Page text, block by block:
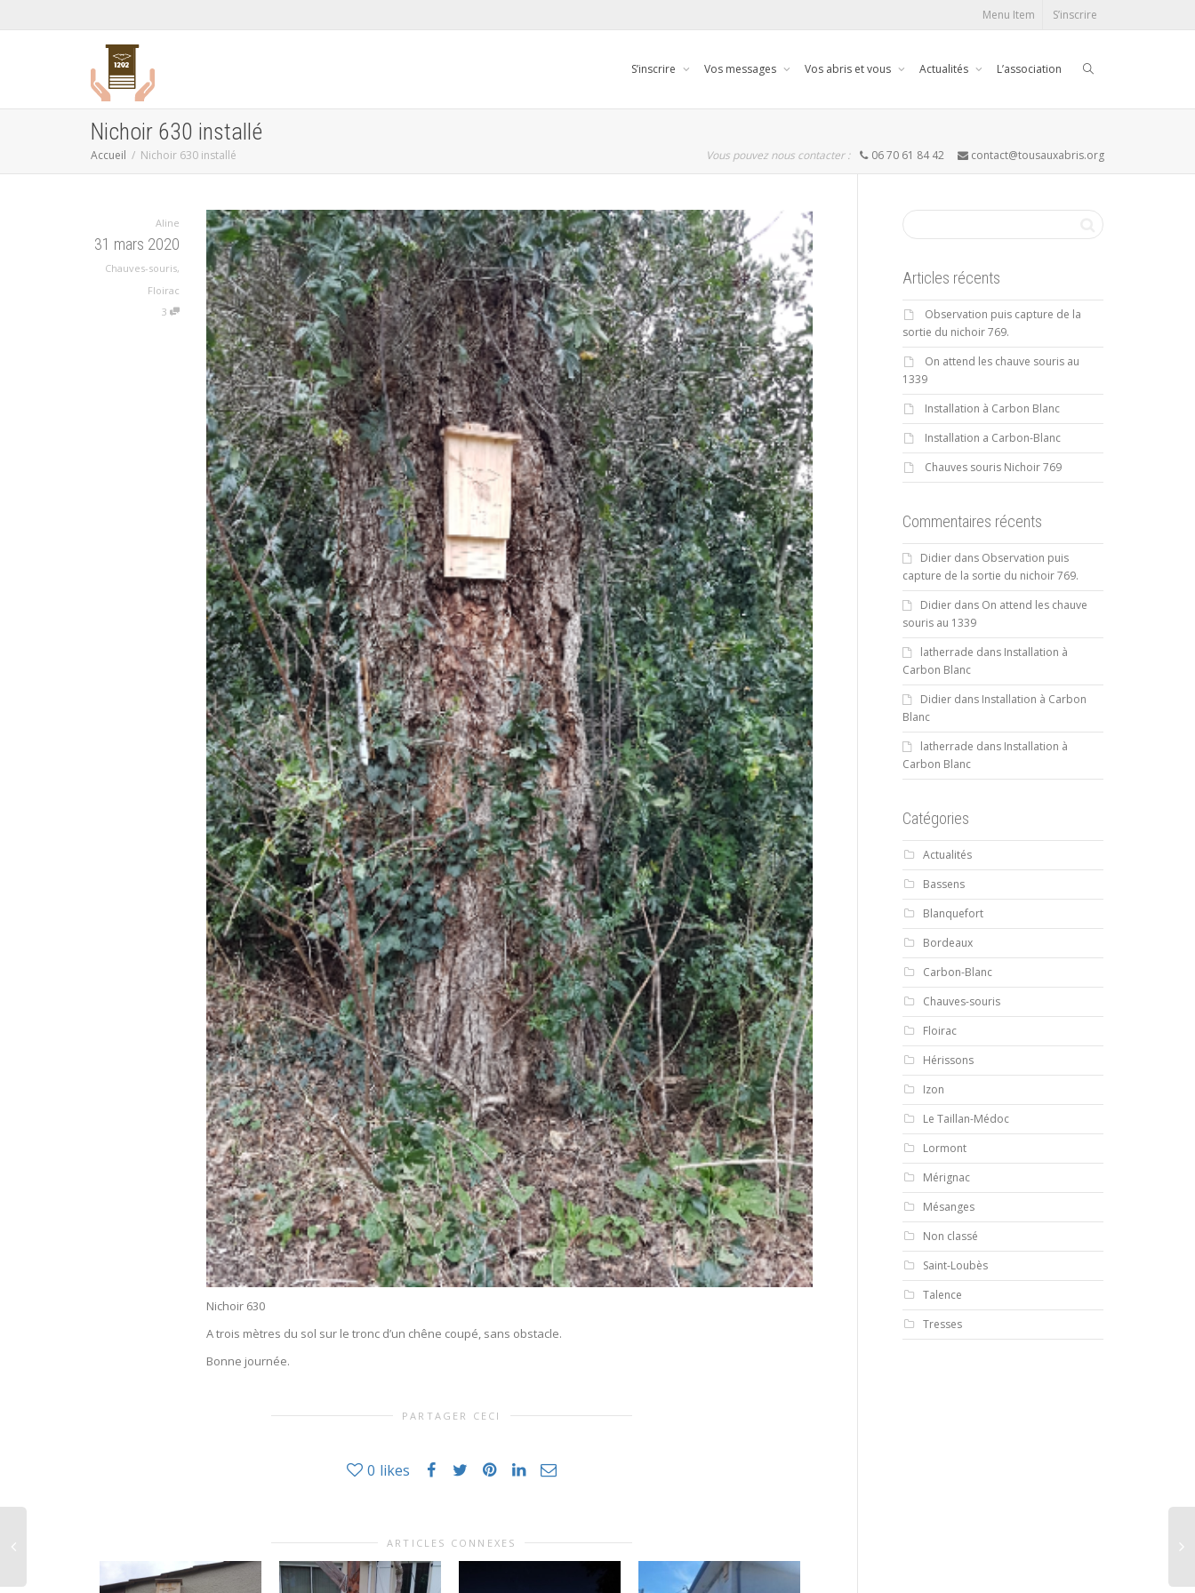
Menu Item S’inscrire
S’inscrire Vos messages Vos abris et vous Actualités L’association
Nichoir 630 installé
Accueil Nichoir 630 installé Vous pouvez nous contacter : 06 70 61 84 42 contact@tousauxabris.org
Aline
31 mars 2020
Chauves-souris,
Floirac
3
Nichoir 630
A trois mètres du sol sur le tronc d’un chêne coupé, sans obstacle.
Bonne journée.
PARTAGER CECI
0 likes
ARTICLES CONNEXES
Articles récents
Observation puis capture de la
sortie du nichoir 769.
On attend les chauve souris au
1339
Installation à Carbon Blanc
Installation a Carbon-Blanc
Chauves souris Nichoir 769
Commentaires récents
Didierdans Observation puis
capture de la sortie du nichoir 769.
Didierdans On attend les chauve
souris au 1339
latherrade dans Installation à
Carbon Blanc
Didierdans Installation à Carbon
Blanc
latherrade dans Installation à
Carbon Blanc
Catégories
Actualités
Bassens
Blanquefort
Bordeaux
Carbon-Blanc
Chauves-souris
Floirac
Hérissons
Izon
Le Taillan-Médoc
Lormont
Mérignac
Mésanges
Non classé
Saint-Loubès
Talence
Tresses